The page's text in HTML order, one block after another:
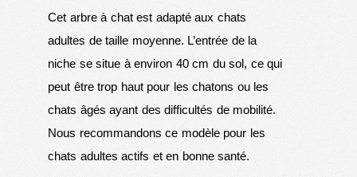
Cet arbre à chat est adapté aux chats
adultes de taille moyenne. L’entrée de la
niche se situe à environ 40 cm du sol, ce qui
peut être trop haut pour les chatons ou les
chats âgés ayant des difficultés de mobilité.
Nous recommandons ce modèle pour les
chats adultes actifs et en bonne santé.